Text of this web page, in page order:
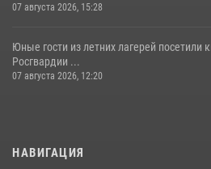
07 августа 2026, 15:28
Юные гости из летних лагерей посетили
Росгвардии ...
07 августа 2026, 12:20
НАВИГАЦИЯ